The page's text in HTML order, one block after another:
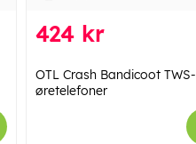
424 kr
OTL Crash Bandicoot TWS-
øretelefoner